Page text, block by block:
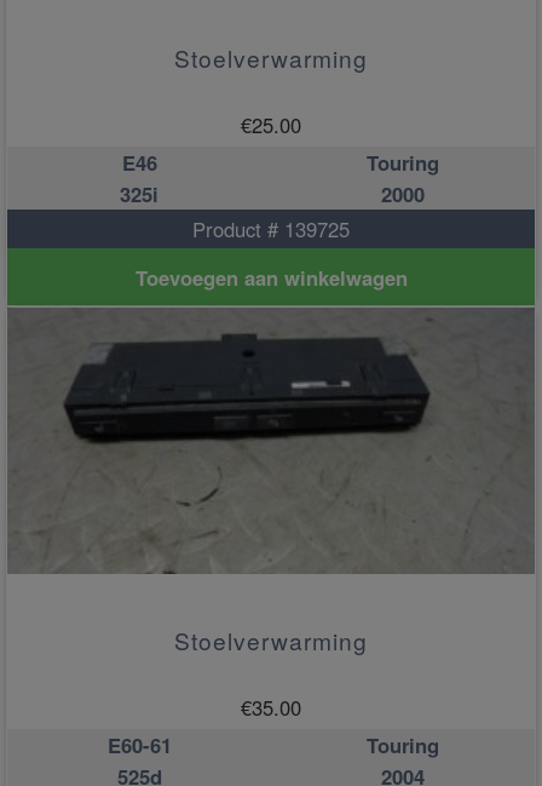
Stoelverwarming
€25.00
E46
Touring
325i
2000
Product # 139725
Toevoegen aan winkelwagen
Stoelverwarming
€35.00
E60-61
Touring
525d
2004